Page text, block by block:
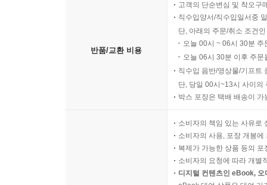
반품/교환 비용
고객의 단순변심 및 착오구
직수입양서/직수입일서중
단, 아래의 주문/취소 조건
오늘 00시 ~ 06시 30분
오늘 06시 30분 이후 주
직수입 음반/영상물/기프트
단, 당일 00시~13시 사이의
박스 포장은 택배 배송이
소비자의 책임 있는 사유로
소비자의 사용, 포장 개봉
복제가 가능한 상품 등의
소비자의 요청에 따라 개별
디지털 컨텐츠인 eBook,